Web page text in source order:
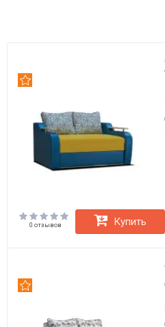
0 отзывов Купить